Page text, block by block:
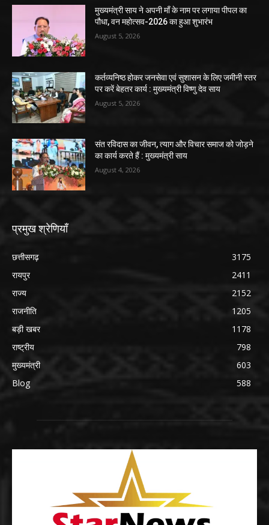
मुख्यमंत्री साय ने अपनी माँ के नाम पर लगाया पीपल का
पौधा, वन महोत्सव-2026 का हुआ शुभारंभ
August 5, 2026
कर्तव्यनिष्ठ होकर जनसेवा एवं सुशासन के लिए जमीनी स्तर
पर करें बेहतर कार्य : मुख्यमंत्री विष्णु देव साय
August 5, 2026
संत रविदास का जीवन, त्याग और विचार समाज को जोड़ने
का कार्य करते हैं : मुख्यमंत्री साय
August 4, 2026
प्रमुख श्रेणियाँ
छत्तीसगढ़
3175
रायपुर
2411
राज्य
2152
राजनीति
1205
बड़ी खबर
1178
राष्ट्रीय
798
मुख्यमंत्री
603
Blog
588